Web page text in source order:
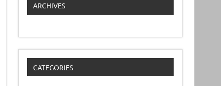
ARCHIVES
CATEGORIES